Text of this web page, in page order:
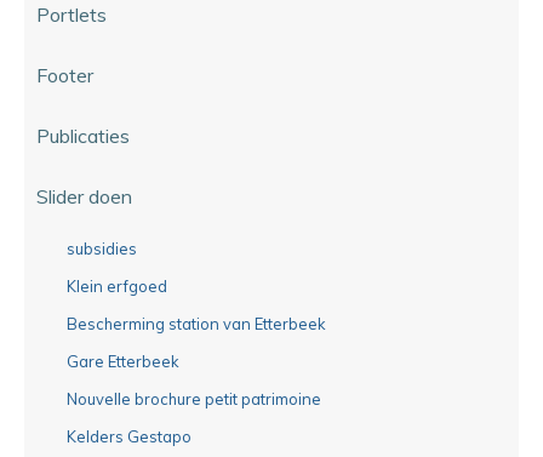
Portlets
Footer
Publicaties
Slider doen
subsidies
Klein erfgoed
Bescherming station van Etterbeek
Gare Etterbeek
Nouvelle brochure petit patrimoine
Kelders Gestapo